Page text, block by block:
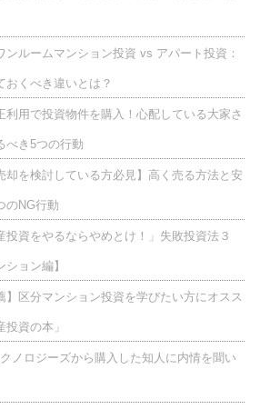
ンルームマンション投資 vs アパート投資：
おくべき違いとは？
利用で投資物件を購入！心配している大家さ
べき5つの行動
却を検討している方必見】高く売る方法と安
のNG行動
投資をやるならやめとけ！」失敗投資法３
ョン編】
】区分マンション投資を学びたい方にオスス
資の本」
クノロジーズから購入した知人に内情を聞い